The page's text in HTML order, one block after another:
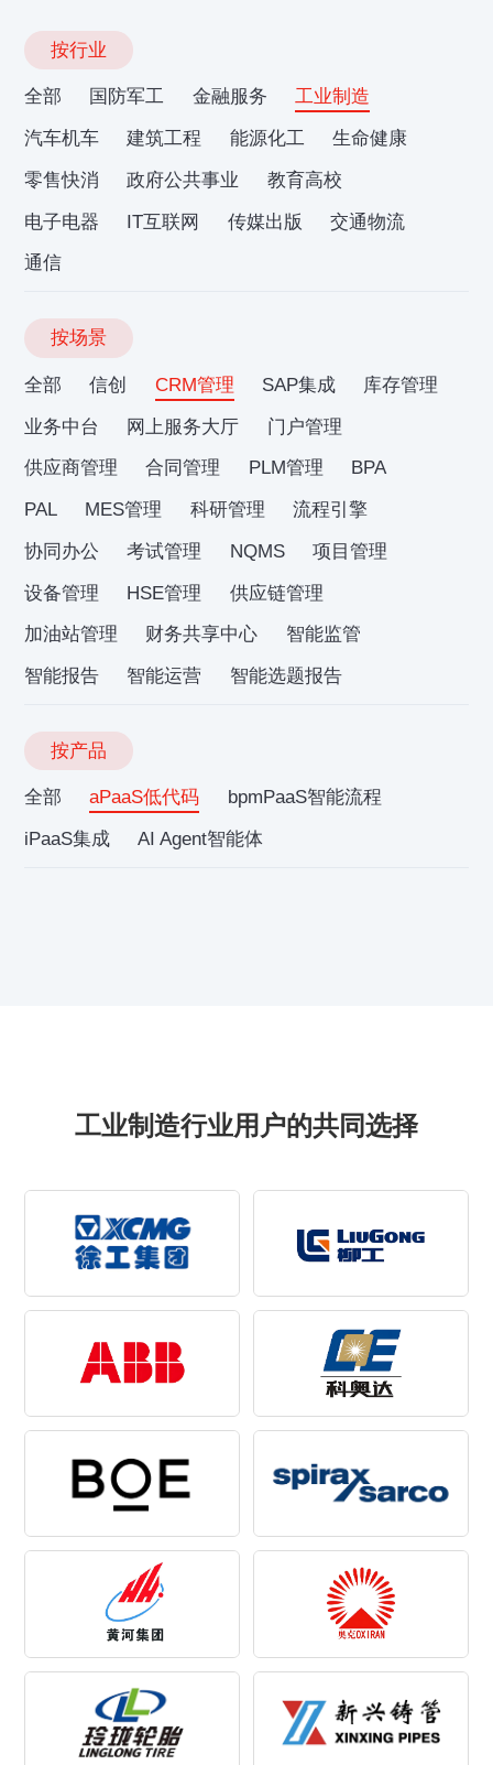
按行业
全部 国防军工 金融服务
工业制造
汽车机车
建筑工程 能源化工
生命健康
零售快消
政府公共事业
教育高校
电子电器
IT互联网 传媒出版
交通物流
通信
按场景
全部 信创 CRM管理 SAP集成
库存管理
业务中台
网上服务大厅
门户管理
供应商管理
合同管理 PLM管理
BPA
PAL
MES管理 科研管理
流程引擎
协同办公
考试管理 NQMS
项目管理
设备管理
HSE管理
供应链管理
加油站管理
财务共享中心
智能监管
智能报告
智能运营 智能选题报告
按产品
全部 aPaaS低代码
bpmPaaS智能流程
iPaaS集成
AI Agent智能体
工业制造行业用户的共同选择